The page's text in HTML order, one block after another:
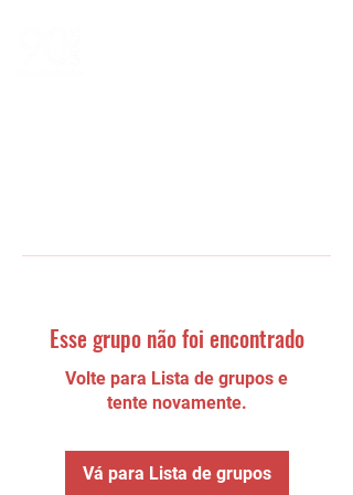
Esse grupo não foi encontrado
Volte para Lista de grupos e
tente novamente.
Vá para Lista de grupos